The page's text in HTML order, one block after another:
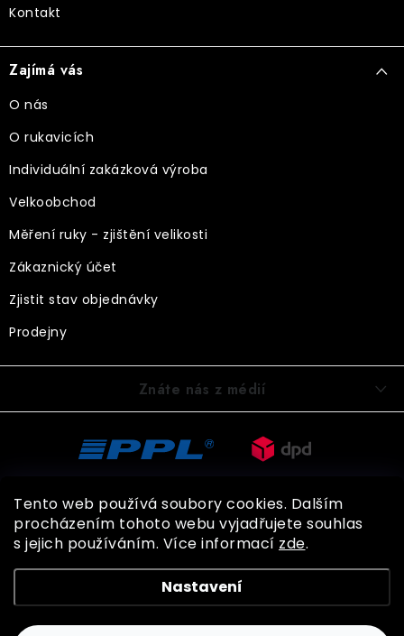
Tento web používá soubory cookies. Dalším
procházením tohoto webu vyjadřujete souhlas
s jejich používáním. Více informací zde.
Nastavení
Kontakt
Zajímá vás
O nás
O rukavicích
Individuální zakázková výroba
Velkoobchod
Měření ruky - zjištění velikosti
Zákaznický účet
Zjistit stav objednávky
Prodejny
Znáte nás z médií
Shoptet
BOHEMIA GLOVES. Všechna práva vyhrazena.